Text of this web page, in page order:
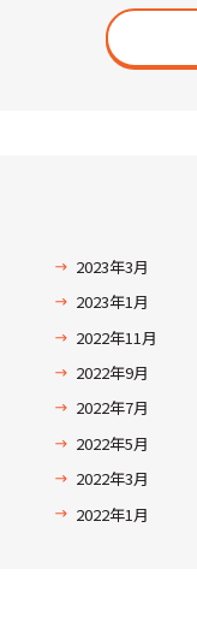
2023年3月
2023年1月
2022年11月
2022年9月
2022年7月
2022年5月
2022年3月
2022年1月